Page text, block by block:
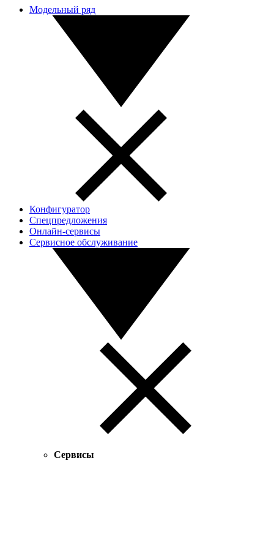
Модельный ряд
Конфигуратор
Спецпредложения
Онлайн-сервисы
Сервисное обслуживание
Сервисы